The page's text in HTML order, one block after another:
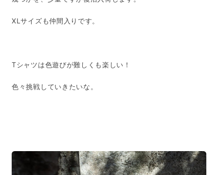
XLサイズも仲間入りです。
Tシャツは色遊びが難しくも楽しい！
色々挑戦していきたいな。